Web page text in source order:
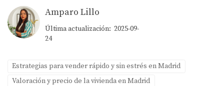
Amparo Lillo
Última actualización: 2025-09-
24
Estrategias para vender rápido y sin estrés en Madrid
Valoración y precio de la vivienda en Madrid